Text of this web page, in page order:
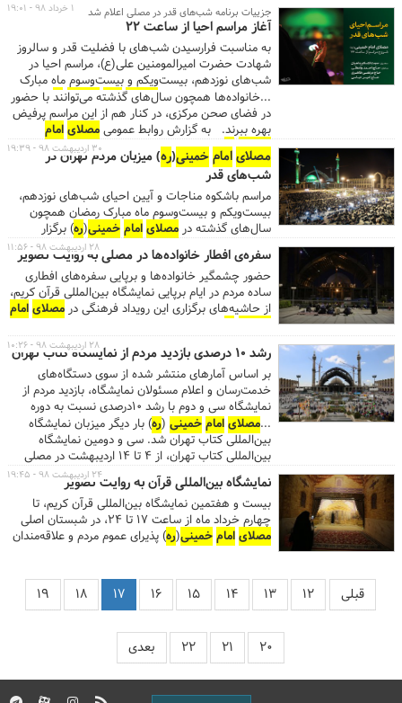
جزییات برنامه شب‌های قدر در مصلی اعلام شد
آغاز مراسم احیا از ساعت ۲۲
به مناسبت فرارسیدن شب‌های با فضلیت قدر و سالروز
شهادت حضرت امیرالمومنین علی(ع)، مراسم احیا در
شب‌های نوزدهم، بیست‌ویکم و بیست‌وسوم ماه مبارک
رمضان، از ساعت ۲۲ در
مصلایامامخمینی(ره) برگزار
می‌شود.
...خانواده‌ها همچون سال‌های گذشته می‌توانند با حضور
در فضای صحن مرکزی، در کنار هم از این مراسم پرفیض
بهره ببرند. به گزارش روابط عمومیمصلایامام
خمینی(ره
)، جمعه ۳ خرداد، مراسم احیای شب‌ نوزدهم
ماه مبارک رمضان، همزمان با روزهای پایانی بیست و
هفتمین نمایشگاه بین‌المللی قرآن کریم، برگزار می‌شود و
درهای مصلی طبق روال روزهای قبل، از ساعت ۱۷ به روی
عموم مردم و خانواده‌ها باز است. ...با توجه به قرارگیری
۲ ایستگاه مصلی و ایستگاه شهید بهشتی در خطوط یک
و سه متروی تهران، در ضلع شمال و جنوب مصلی،
بهترین راه برای دسترسی بهمصلایامام خمینی (ره) ،
استفاده از مترو می‌باشد. جهت رفاه حال مردم، ون‌های
رایگان از ایستگاه مترو شهید بهشتی و ایستگاه مصلی، تا
محل برگزاری مراسم، در نظر گرفته شده است. ...
۱ خرداد ۹۸ - ۱۹:۰۱
مصلایامامخمینی(ره) میزبان مردم تهران در
شب‌های قدر
مراسم باشکوه مناجات و آیین احیای شب‌های نوزدهم،
بیست‌ویکم و بیست‌وسوم ماه مبارک رمضان همچون
سال‌های گذشته درمصلایامامخمینی(ره) برگزار
می‌شود.
۳۰ اردیبهشت ۹۸ - ۱۹:۳۹
سفره‌ی افطار خانواده‌ها در مصلی به روایت تصویر
حضور چشمگیر خانواده‌ها و برپایی سفره‌های افطاری
ساده مردم در ایام برپایی نمایشگاه بین‌المللی قرآن کریم،
از حاشیه‌های برگزاری این رویداد فرهنگی درمصلایامام
۲۸ اردیبهشت ۹۸ - ۱۱:۵۶
رشد ۱۰ درصدی بازدید مردم از نمایشگاه کتاب تهران
بر اساس آمارهای منتشر شده از سوی دستگاه‌های
خدمت‌رسان و اعلام مسئولان نمایشگاه، بازدید مردم از
نمایشگاه سی و دوم با رشد ۱۰درصدی نسبت به دوره
قبل، بیش از ۵.۵ میلیون نفر تخمین زده شده است.
...مصلایامامخمینی (ره) بار دیگر میزبان نمایشگاه
بین‌المللی کتاب تهران شد. سی و دومین نمایشگاه
بین‌المللی کتاب تهران، از ۴ تا ۱۴ اردیبهشت در مصلی
برپا شد. ...در بحث تراکنش‌ها نیز حدود ۱۱ درصد افزایش
تراکنش رخ داده که این نشان از افزایش تعداد دفعات
خرید کتاب است و نشان می‌دهد که خریدهای مردم با
دقت و گزینش بیشتری انجام شده است.مصلای امام
خمینی(ره) تهران در راستای انجام کارهای فرهنگی و
بیشتر دستگاه‌ها، خدمت بیشتری را به فرهنگ و مردم
عزیز داشته باشد....
۲۸ اردیبهشت ۹۸ - ۱۰:۲۶
نمایشگاه بین‌المللی قرآن به روایت تصویر
بیست و هفتمین نمایشگاه بین‌المللی قرآن کریم، تا
چهارم خرداد ماه از ساعت ۱۷ تا ۲۴، در شبستان اصلی
مصلایامامخمینی(ره) پذیرای عموم مردم و علاقه‌مندان
۲۴ اردیبهشت ۹۸ - ۱۹:۴۵
قبلی ۱۲ ۱۳ ۱۴ ۱۵ ۱۶ ۱۷ ۱۸ ۱۹
۲۰ ۲۱ ۲۲ بعدی